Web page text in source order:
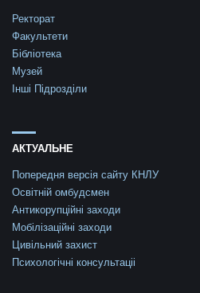
Ректорат
Факультети
Бібліотека
Музей
Інші Підрозділи
АКТУАЛЬНЕ
Попередня версія сайту КНЛУ
Освітній омбудсмен
Антикорупційні заходи
Мобілізаційні заходи
Цивільний захист
Психологічні консультаціі